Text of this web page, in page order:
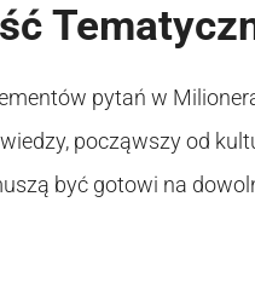
pytań w
począwszy od
być gotowi na